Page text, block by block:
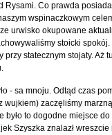
Rysami. Co prawda
wspinaczkowym
urwisko okupowane
stoicki
statecznym stojaty. Aż
- sa mnoju. Odtąd czas
wujkiem) zaczęliśmy
było to dogodne miejsce
Szyszka znalazł